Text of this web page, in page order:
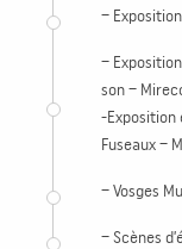
–
–
son –
-Exposition
Fuseaux –
– Vosges
– Scènes